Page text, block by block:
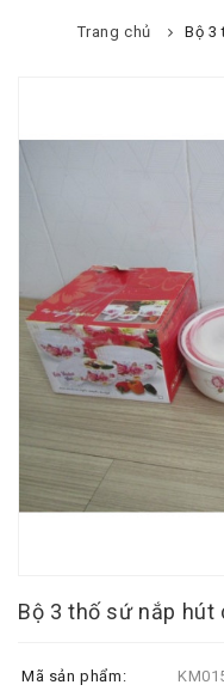
Trang chủ Bộ 3
Bộ 3 thố sứ nắp hút
Mã sản phẩm: